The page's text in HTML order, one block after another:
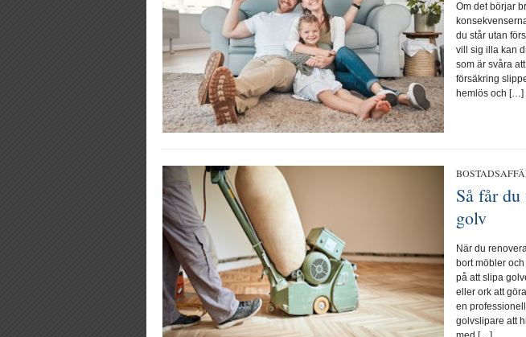
Om det börjar
du står utan
vill sig illa kan
som är svåra
försäkring
hemlös och […]
Så får du
golv
När du
bort möbler
på att slipa
eller ork att
en
golvslipare att